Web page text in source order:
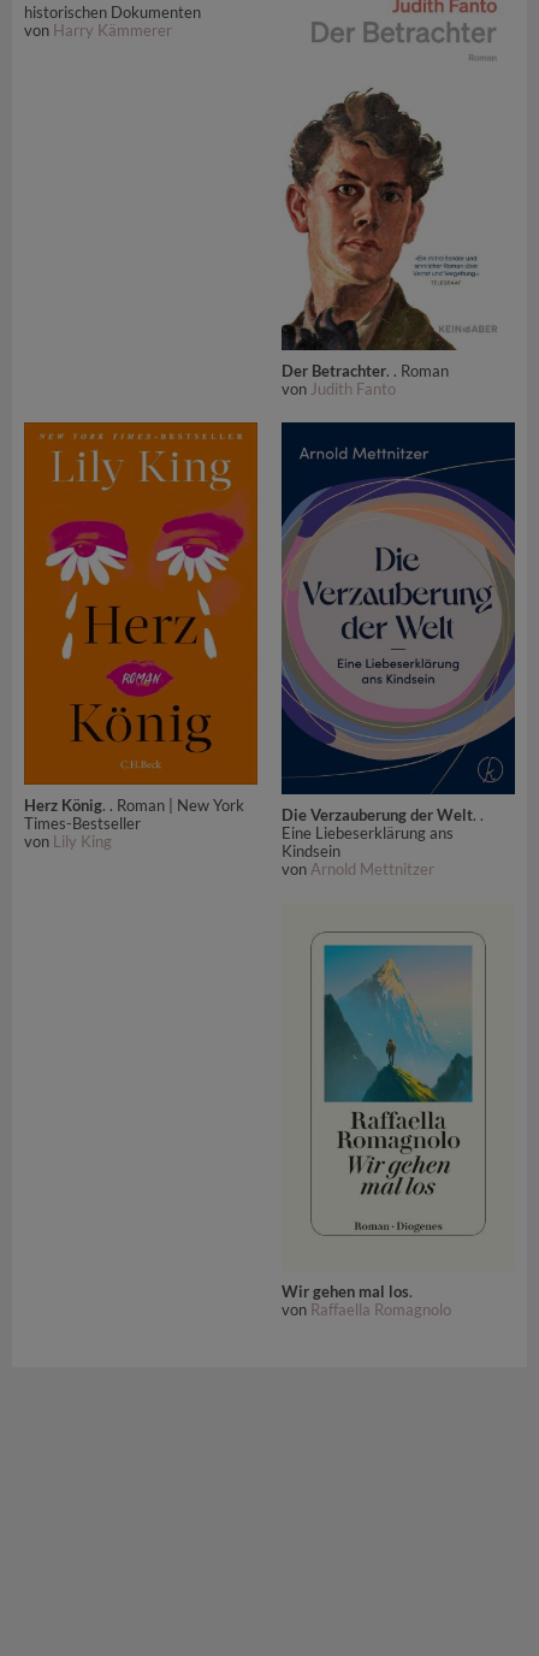
historischen Dokumenten
von Harry Kämmerer
Der Betrachter. . Roman
von Judith Fanto
Herz König. . Roman | New York
Times-Bestseller
von Lily King
Die Verzauberung der Welt. .
Eine Liebeserklärung ans
Kindsein
von Arnold Mettnitzer
Wir gehen mal los.
von Raffaella Romagnolo